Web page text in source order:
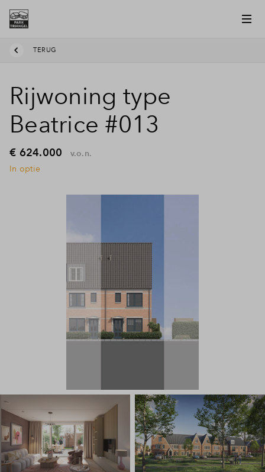
TERUG
Rijwoning type
Beatrice #013
€ 624.000
v.o.n.
In optie